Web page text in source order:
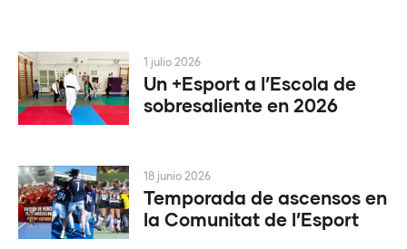
Un +Esport a l’Escola de
sobresaliente en 2026
1 julio 2026
Temporada de ascensos en
la Comunitat de l’Esport
18 junio 2026